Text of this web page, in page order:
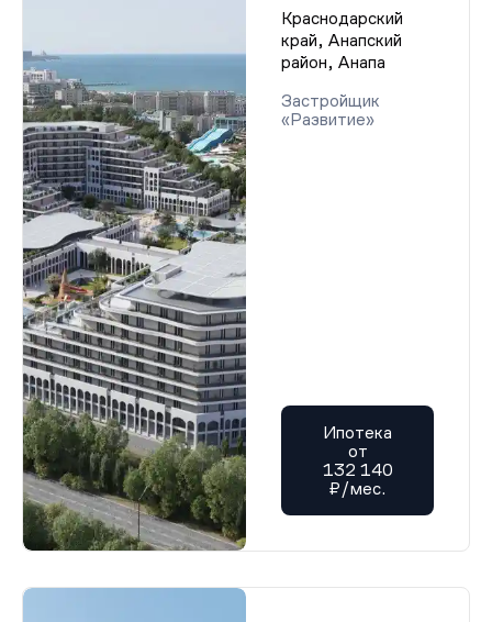
Краснодарский
край, Анапский
район, Анапа
Застройщик
«Развитие»
Ипотека
от
132 140
₽/мес.